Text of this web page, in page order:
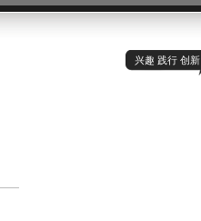
兴趣 践行 创新